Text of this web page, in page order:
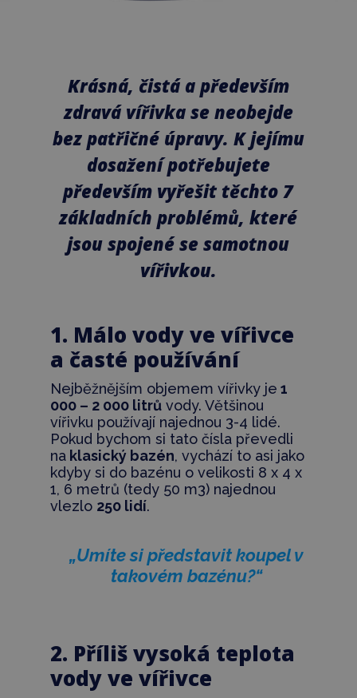
Krásná, čistá a především
zdravá vířivka se neobejde
bez patřičné úpravy. K jejímu
dosažení potřebujete
především vyřešit těchto 7
základních problémů, které
jsou spojené se samotnou
vířivkou.
1. Málo vody ve vířivce
a časté používání
Nejběžnějším objemem vířivky je 1
000 – 2 000 litrůvody. Většinou
vířivku používají najednou 3-4 lidé.
Pokud bychom si tato čísla převedli
naklasický bazén, vychází to asi jako
kdyby si do bazénu o velikosti 8 x 4 x
1, 6 metrů (tedy 50 m3) najednou
vlezlo 250 lidí.
„Umíte si představit koupel v
takovém bazénu?“
2. Příliš vysoká teplota
vody ve vířivce